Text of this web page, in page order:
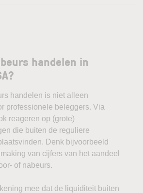
handelen in
handelen is niet alleen
professionele beleggers. Via
reageren op (grote)
die buiten de reguliere
Denk bijvoorbeeld
van cijfers van het aandeel
of nabeurs.
mee dat de liquiditeit buiten